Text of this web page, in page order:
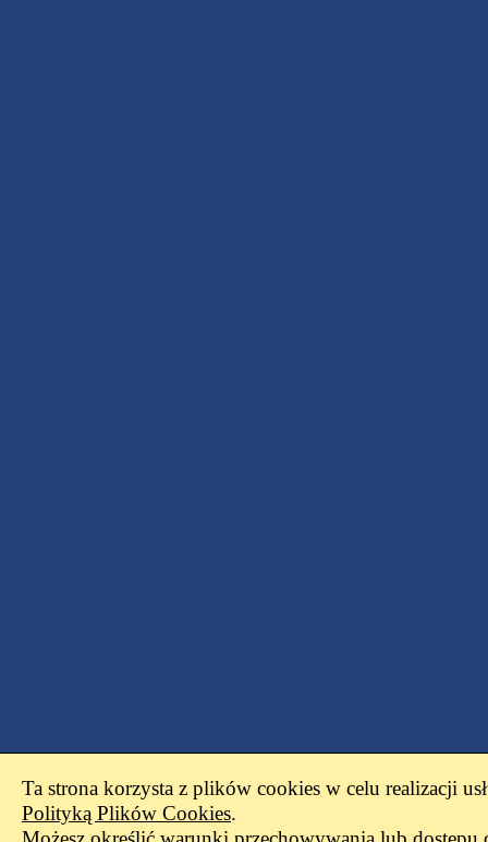
Ta strona korzysta z plików cookies w celu realizacji
Polityką Plików Cookies.